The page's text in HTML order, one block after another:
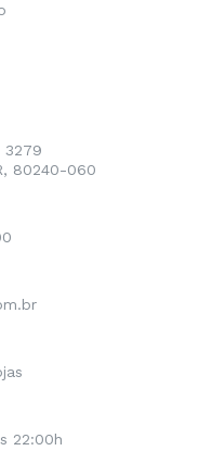
3279
80240-060
22:00h